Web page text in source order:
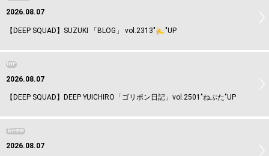
2026.08.07
【DEEP SQUAD】SUZUKI 「BLOG」 vol.2313" "UP
DEEP
2026.08.07
【DEEP SQUAD】DEEP YUICHIRO「ゴリポン日記」vol.2501"ねぷた"UP
石井杏奈
2026.08.07